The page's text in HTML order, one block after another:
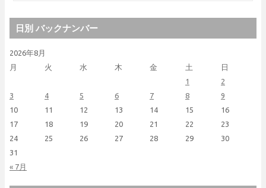
日別 バックナンバー
2026年8月
月
火 水 木 金 土 日
« 7月
1
2
3
4 5 6 7 8
9
10
11 12 13 14 15
16
17
18 19 20 21 22
23
24
25 26 27 28 29
30
31